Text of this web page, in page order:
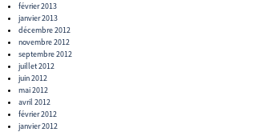
février 2013
janvier 2013
décembre 2012
novembre 2012
septembre 2012
juillet 2012
juin 2012
mai 2012
avril 2012
février 2012
janvier 2012